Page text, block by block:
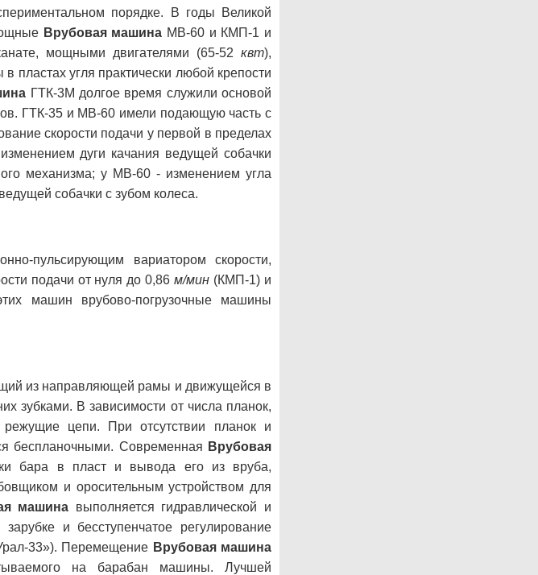
порядке. В годы Великой
Врубовая машина МВ-60 и КМП-1 и
мощными двигателями (65-52 квт),
пластах угля практически любой крепости
ГТК-3М долгое время служили основой
ГТК-35 и МВ-60 имели подающую часть с
скорости подачи у первой в пределах
дуги качания ведущей собачки
механизма; у МВ-60 - изменением угла
собачки с зубом колеса.
пульсирующим вариатором скорости,
подачи от нуля до 0,86м/мин (КМП-1) и
машин врубово-погрузочные машины
из направляющей рамы и движущейся в
зубками. В зависимости от числа планок,
цепи. При отсутствии планок и
беспланочными. Современная Врубовая
бара в пласт и вывода его из вруба,
и оросительным устройством для
машина выполняется гидравлической и
и бесступенчатое регулирование
33»). Перемещение Врубовая машина
на барабан машины. Лучшей